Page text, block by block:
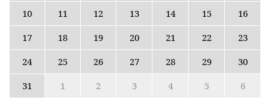
10
11 12 13 14 15
16
17
18 19 20 21 22
23
24
25 26 27 28 29
30
31
1 2 3 4 5 6